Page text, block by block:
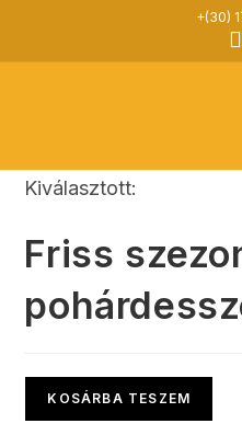
content
+(30)
Kiválasztott:
Friss
KOSÁRBA TESZEM